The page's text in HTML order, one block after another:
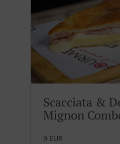
Scacciata &
Mignon
9 EUR